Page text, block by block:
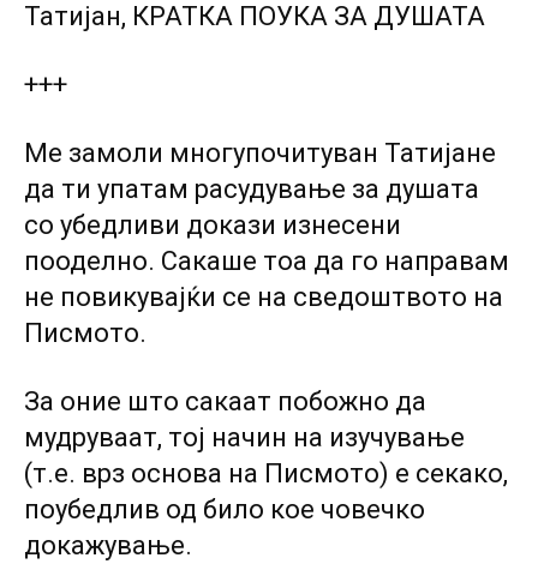
Татијан, КРАТКА ПОУКА ЗА ДУШАТА
+++
Ме замоли многупочитуван Татијане
да ти упатам расудување за душата
со убедливи докази изнесени
пооделно. Сакаше тоа да го направам
не повикувајќи се на сведоштвото на
Писмото.
За оние што сакаат побожно да
мудруваат, тој начин на изучување
(т.е. врз основа на Писмото) е секако,
поубедлив од било кое човечко
докажување.